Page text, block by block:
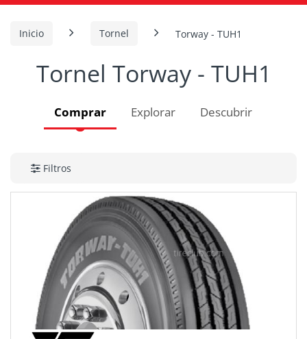
Inicio Tornel Torway - TUH1
Tornel Torway - TUH1
Comprar Explorar Descubrir
Filtros